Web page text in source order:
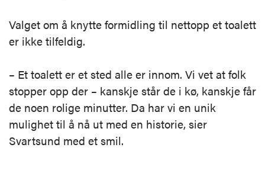
Valget om å knytte formidling til nettopp et toalett
er ikke tilfeldig.
– Et toalett er et sted alle er innom. Vi vet at folk
stopper opp der – kanskje står de i kø, kanskje får
de noen rolige minutter. Da har vi en unik
mulighet til å nå ut med en historie, sier
Svartsund med et smil.